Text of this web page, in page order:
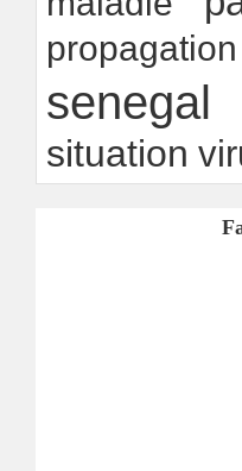
propagation
senegal
situation